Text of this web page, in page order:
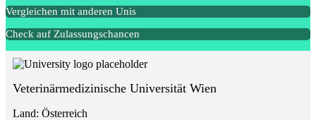
Vergleichen mit anderen Unis
Check auf Zulassungschancen
Veterinärmedizinische Universität Wien
Land: Österreich